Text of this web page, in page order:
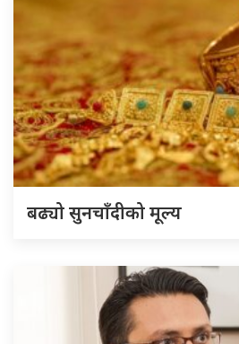
बढ्यो सुनचाँदीको मूल्य